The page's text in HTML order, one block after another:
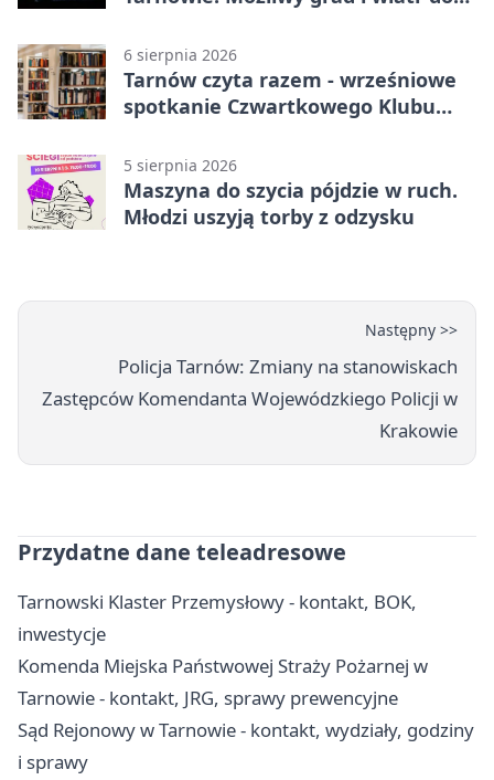
6 sierpnia 2026
Tarnów czyta razem - wrześniowe
spotkanie Czwartkowego Klubu
5 sierpnia 2026
Maszyna do szycia pójdzie w ruch.
Młodzi uszyją torby z odzysku
Następny >>
Policja Tarnów: Zmiany na stanowiskach
Zastępców Komendanta Wojewódzkiego Policji w
Krakowie
Przydatne dane teleadresowe
Tarnowski Klaster Przemysłowy - kontakt, BOK,
inwestycje
Komenda Miejska Państwowej Straży Pożarnej w
Tarnowie - kontakt, JRG, sprawy prewencyjne
Sąd Rejonowy w Tarnowie - kontakt, wydziały, godziny
i sprawy